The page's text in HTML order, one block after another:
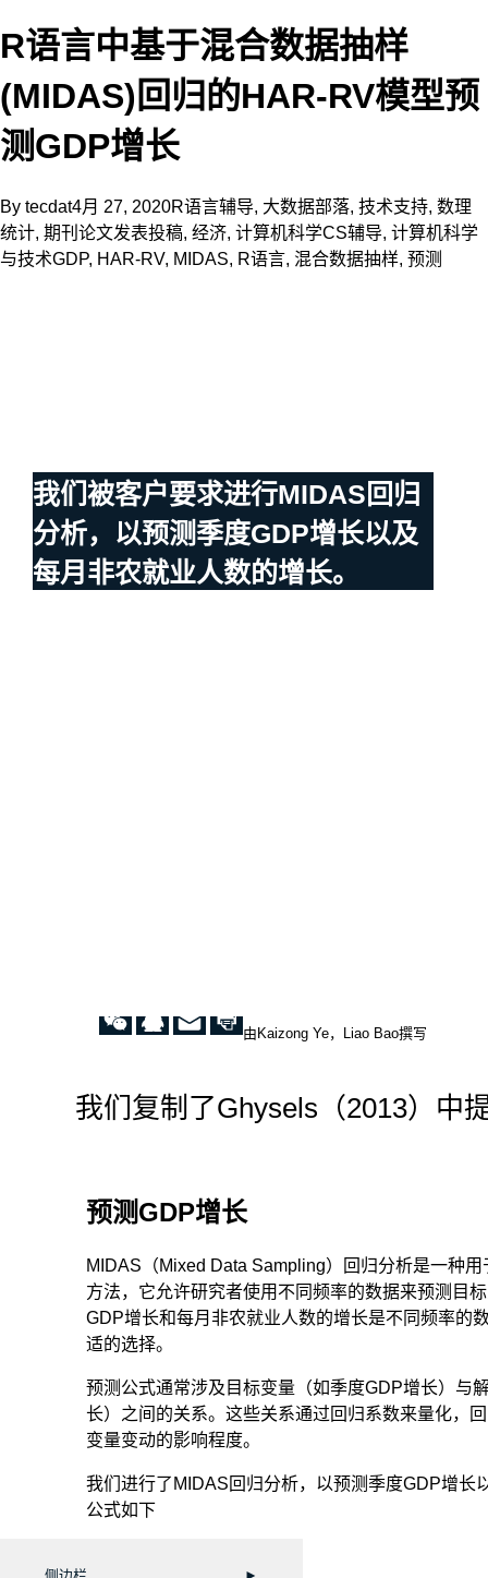
R语言中基于混合数据抽样
(MIDAS)回归的HAR-RV模型预
测GDP增长
By tecdat4月 27, 2020R语言辅导, 大数据部落, 技术支持, 数理
统计, 期刊论文发表投稿, 经济, 计算机科学CS辅导, 计算机科学
与技术GDP, HAR-RV, MIDAS, R语言, 混合数据抽样, 预测
我们被客户要求进行MIDAS回归
分析，以预测季度GDP增长以及
每月非农就业人数的增长。
由Kaizong Ye，Liao Bao撰写
我们复制了Ghysels（2013）中
预测GDP增长
MIDAS（Mixed Data Sampling）回归分析是一种
方法，它允许研究者使用不同频率的数据来预测目
GDP增长和每月非农就业人数的增长是不同频率的
适的选择。
预测公式通常涉及目标变量（如季度GDP增长）与
长）之间的关系。这些关系通过回归系数来量化，
变量变动的影响程度。
我们进行了MIDAS回归分析，以预测季度GDP增长
公式如下